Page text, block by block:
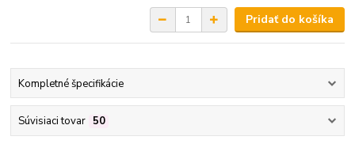
Pridať do košíka
Kompletné špecifikácie
Súvisiaci tovar 50